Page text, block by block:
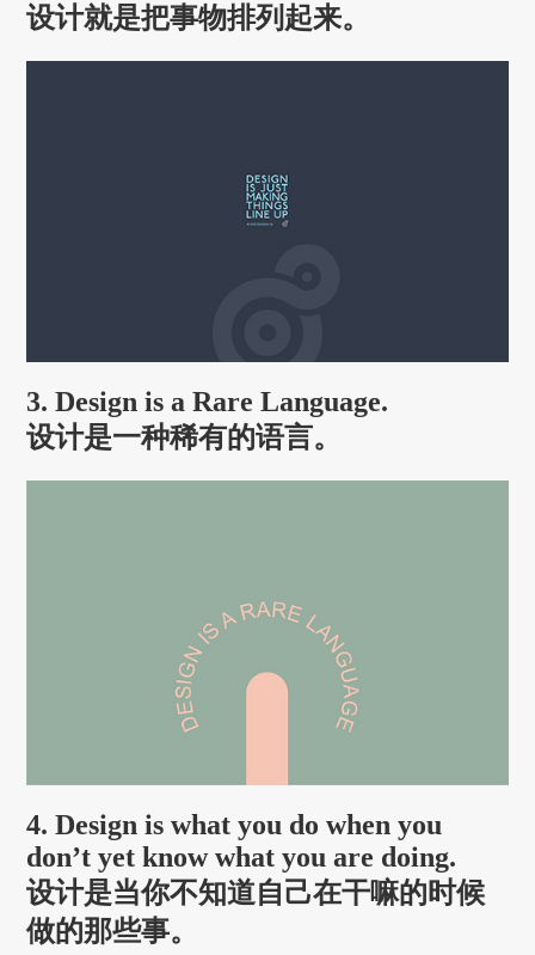
设计就是把事物排列起来。
3. Design is a Rare Language.
设计是一种稀有的语言。
4. Design is what you do when you
don’t yet know what you are doing.
设计是当你不知道自己在干嘛的时候
做的那些事。